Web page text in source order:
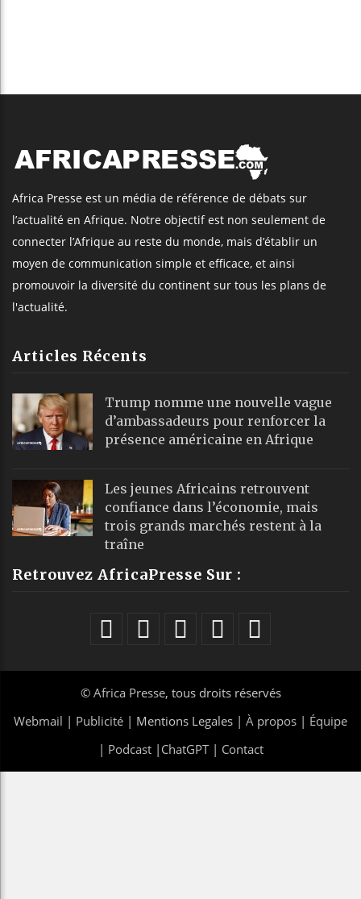
Africa Presse est un média de référence de débats sur
l’actualité en Afrique. Notre objectif est non seulement de
connecter l’Afrique au reste du monde, mais d’établir un
moyen de communication simple et efficace, et ainsi
promouvoir la diversité du continent sur tous les plans de
l'actualité.
Articles Récents
Trump nomme une nouvelle vague
d’ambassadeurs pour renforcer la
présence américaine en Afrique
Les jeunes Africains retrouvent
confiance dans l’économie, mais
trois grands marchés restent à la
traîne
Retrouvez AfricaPresse Sur :
© Africa Presse, tous droits réservés
Webmail | Publicité | Mentions Legales | À propos | Équipe
| Podcast| ChatGPT| Contact